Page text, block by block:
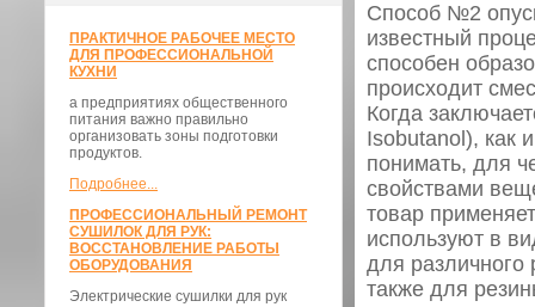
ПРАКТИЧНОЕ РАБОЧЕЕ МЕСТО
ДЛЯ ПРОФЕССИОНАЛЬНОЙ
КУХНИ
а предприятиях общественного
питания важно правильно
организовать зоны подготовки
продуктов.
Подробнее...
ПРОФЕССИОНАЛЬНЫЙ РЕМОНТ
СУШИЛОК ДЛЯ РУК:
ВОССТАНОВЛЕНИЕ РАБОТЫ
ОБОРУДОВАНИЯ
Электрические сушилки для рук
Способ №2
известный
способен
происходит
Когда
Isobutanol), как
понимать, для
свойствами
товар
используют в
для
также для